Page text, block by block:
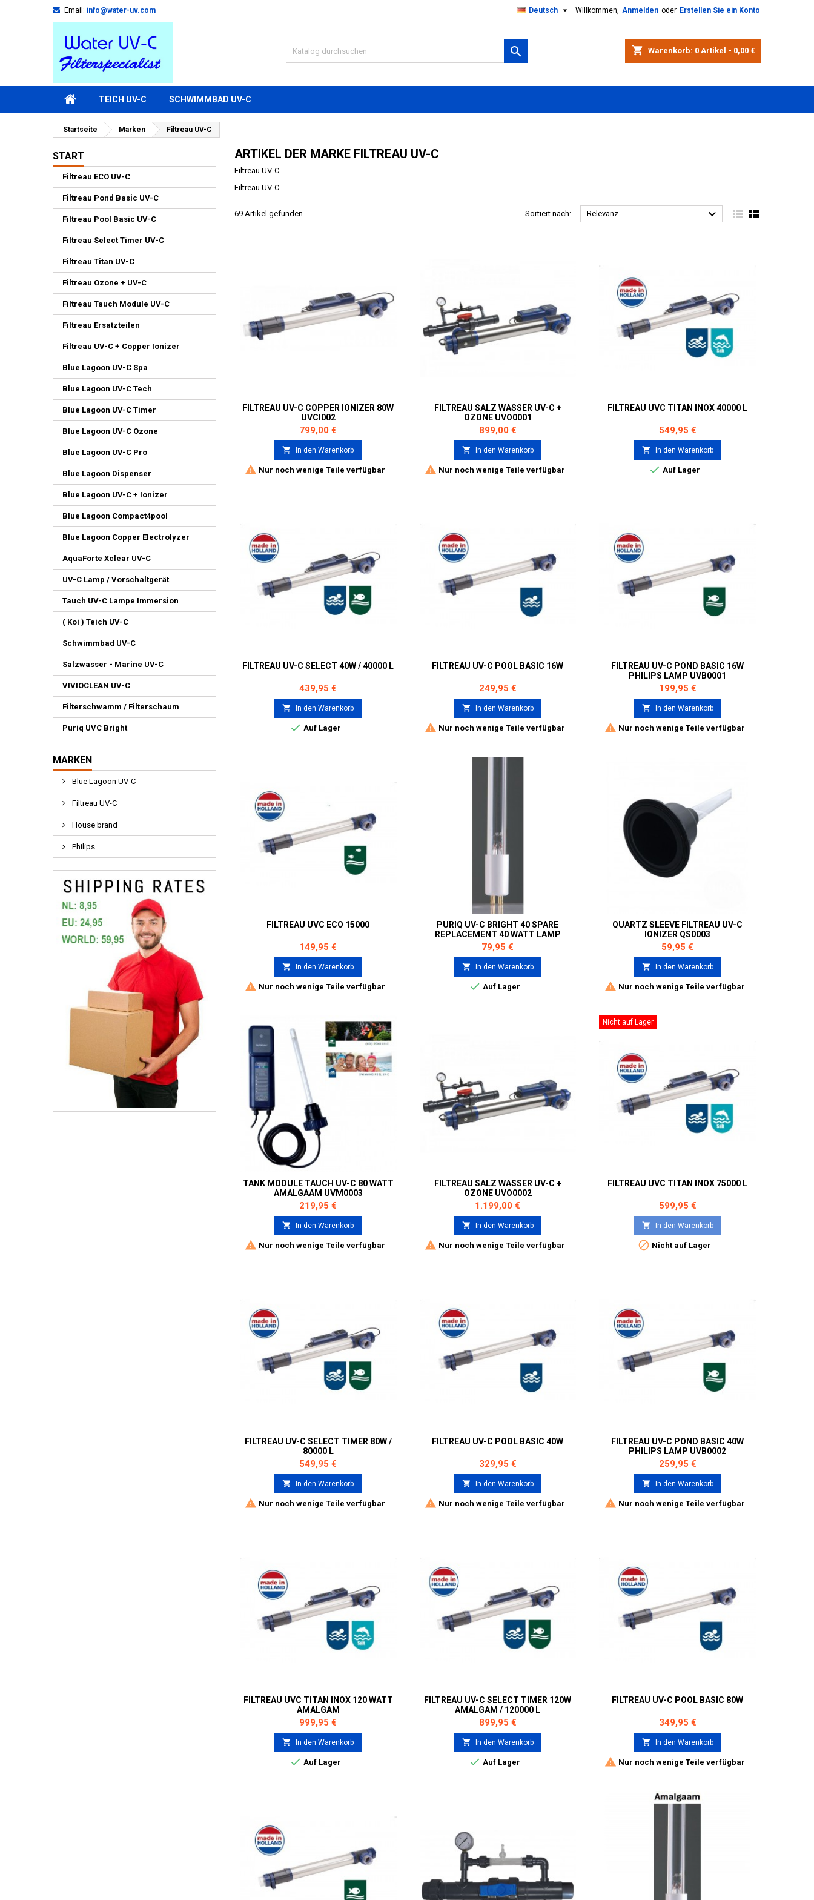
Email: info@water-uv.com Willkommen, Anmelden oder Erstellen Sie ein Konto
Deutsch 
shopping_cart Warenkorb: 0 Artikel - 0,00 €

TEICH UV-C SCHWIMMBAD UV-C
Startseite Marken Filtreau UV-C
START
Filtreau ECO UV-C
Filtreau Pond Basic UV-C
Filtreau Pool Basic UV-C
Filtreau Select Timer UV-C
Filtreau Titan UV-C
Filtreau Ozone + UV-C
Filtreau Tauch Module UV-C
Filtreau Ersatzteilen
Filtreau UV-C + Copper Ionizer
Blue Lagoon UV-C Spa
Blue Lagoon UV-C Tech
Blue Lagoon UV-C Timer
Blue Lagoon UV-C Ozone
Blue Lagoon UV-C Pro
Blue Lagoon Dispenser
Blue Lagoon UV-C + Ionizer
Blue Lagoon Compact4pool
Blue Lagoon Copper Electrolyzer
AquaForte Xclear UV-C
UV-C Lamp / Vorschaltgerät
Tauch UV-C Lampe Immersion
( Koi ) Teich UV-C
Schwimmbad UV-C
Salzwasser - Marine UV-C
VIVIOCLEAN UV-C
Filterschwamm / Filterschaum
Puriq UVC Bright
MARKEN
Blue Lagoon UV-C
Filtreau UV-C
House brand
Philips
ARTIKEL DER MARKE FILTREAU UV-C
Filtreau UV-C
Filtreau UV-C
69 Artikel gefunden Sortiert nach: Relevanz   
FILTREAU UV-C COPPER IONIZER 80W
UVCI002
Preis
799,00 €
 In den Warenkorb
 Nur noch wenige Teile verfügbar
FILTREAU SALZ WASSER UV-C +
OZONE UVO0001
Preis
899,00 €
 In den Warenkorb
 Nur noch wenige Teile verfügbar
FILTREAU UVC TITAN INOX 40000 L
Preis
549,95 €
 In den Warenkorb
 Auf Lager
FILTREAU UV-C SELECT 40W / 40000 L
Preis
439,95 €
 In den Warenkorb
 Auf Lager
FILTREAU UV-C POOL BASIC 16W
Preis
249,95 €
 In den Warenkorb
 Nur noch wenige Teile verfügbar
FILTREAU UV-C POND BASIC 16W
PHILIPS LAMP UVB0001
Preis
199,95 €
 In den Warenkorb
 Nur noch wenige Teile verfügbar
FILTREAU UVC ECO 15000
Preis
149,95 €
 In den Warenkorb
 Nur noch wenige Teile verfügbar
PURIQ UV-C BRIGHT 40 SPARE
REPLACEMENT 40 WATT LAMP
RLS0001
Preis
79,95 €
 In den Warenkorb
 Auf Lager
QUARTZ SLEEVE FILTREAU UV-C
IONIZER QS0003
Preis
59,95 €
 In den Warenkorb
 Nur noch wenige Teile verfügbar
TANK MODULE TAUCH UV-C 80 WATT
AMALGAAM UVM0003
Preis
219,95 €
 In den Warenkorb
 Nur noch wenige Teile verfügbar
FILTREAU SALZ WASSER UV-C +
OZONE UVO0002
Preis
1.199,00 €
 In den Warenkorb
 Nur noch wenige Teile verfügbar
Nicht auf Lager
FILTREAU UVC TITAN INOX 75000 L
Preis
599,95 €
 In den Warenkorb
 Nicht auf Lager
FILTREAU UV-C SELECT TIMER 80W /
80000 L
Preis
549,95 €
 In den Warenkorb
 Nur noch wenige Teile verfügbar
FILTREAU UV-C POOL BASIC 40W
Preis
329,95 €
 In den Warenkorb
 Nur noch wenige Teile verfügbar
FILTREAU UV-C POND BASIC 40W
PHILIPS LAMP UVB0002
Preis
259,95 €
 In den Warenkorb
 Nur noch wenige Teile verfügbar
FILTREAU UVC TITAN INOX 120 WATT
AMALGAM
Preis
999,95 €
 In den Warenkorb
 Auf Lager
FILTREAU UV-C SELECT TIMER 120W
AMALGAM / 120000 L
Preis
899,95 €
 In den Warenkorb
 Auf Lager
FILTREAU UV-C POOL BASIC 80W
Preis
349,95 €
 In den Warenkorb
 Nur noch wenige Teile verfügbar